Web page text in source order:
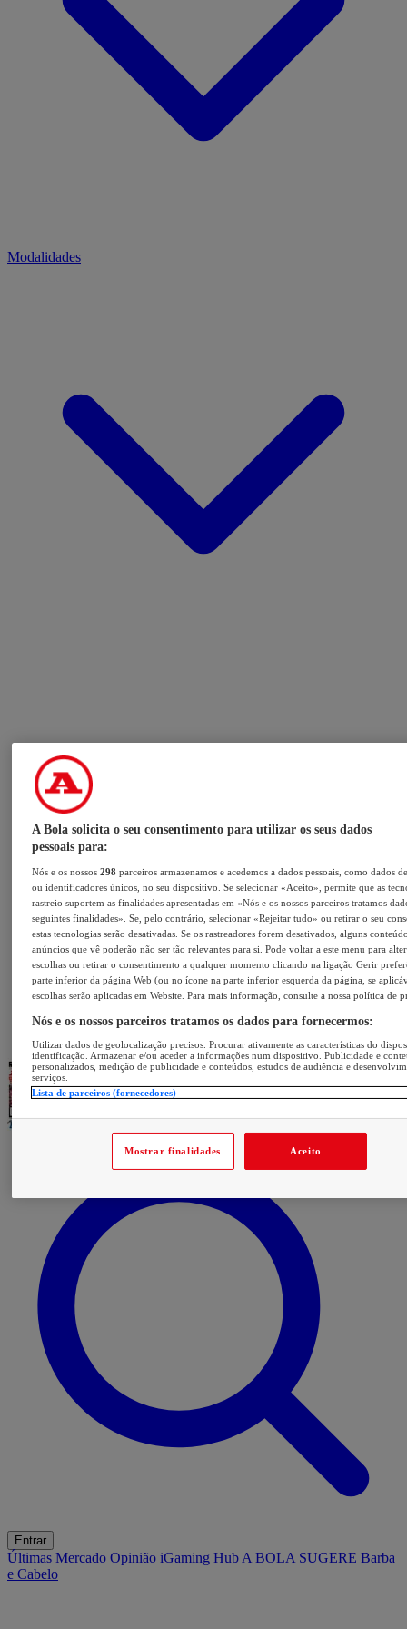
Modalidades
Entrar
Últimas Mercado Opinião iGaming Hub A BOLA SUGERE Barba
e Cabelo
A Bola solicita o seu consentimento para utilizar os seus dados
pessoais para:
Nós e os nossos298 parceiros armazenamos e acedemos a dados pessoais, como dados
ou identificadores únicos, no seu dispositivo. Se selecionar «Aceito», permite que as
rastreio suportem as finalidades apresentadas em «Nós e os nossos parceiros tratamos
seguintes finalidades». Se, pelo contrário, selecionar «Rejeitar tudo» ou retirar o seu
estas tecnologias serão desativadas. Se os rastreadores forem desativados, alguns
anúncios que vê poderão não ser tão relevantes para si. Pode voltar a este menu para
escolhas ou retirar o consentimento a qualquer momento clicando na ligação Gerir
parte inferior da página Web (ou no ícone na parte inferior esquerda da página, se
escolhas serão aplicadas em Website. Para mais informação, consulte a nossa política de
Nós e os nossos parceiros tratamos os dados para fornecermos:
Utilizar dados de geolocalização precisos. Procurar ativamente as características do
identificação. Armazenar e/ou aceder a informações num dispositivo. Publicidade e
personalizados, medição de publicidade e conteúdos, estudos de audiência e
serviços.
Lista de parceiros (fornecedores)
Mostrar finalidades Aceito